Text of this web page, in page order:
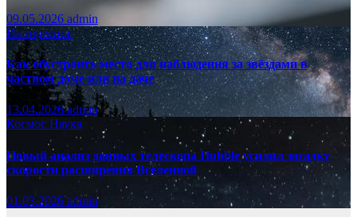
09.05.2026 admin
Интиресное
Как обустроить место для наблюдения за звёздами в
частном доме или на даче
13.04.2026admin
Космос Наука
Новый анализ данных телескопа Hubble усилил загадку
скорости расширения Вселенной
01.03.2026admin